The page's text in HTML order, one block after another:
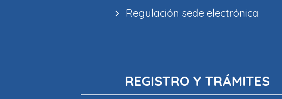
Regulación sede electrónica
REGISTRO Y TRÁMITES